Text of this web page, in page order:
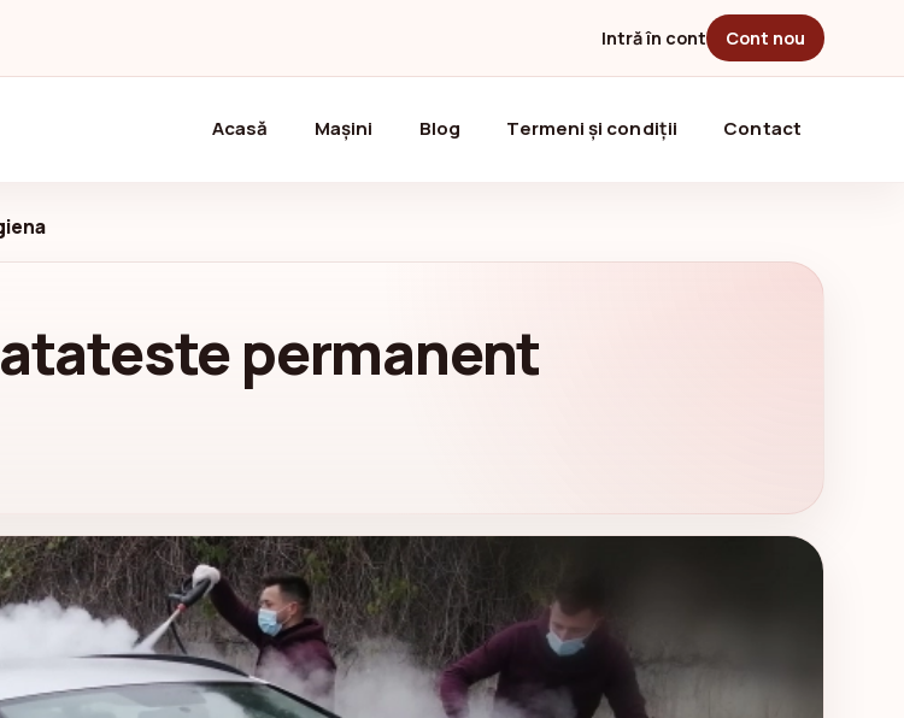
Intră în cont Cont nou
Acasă (current)
Mașini Blog Termeni și condiții Contact
permanent